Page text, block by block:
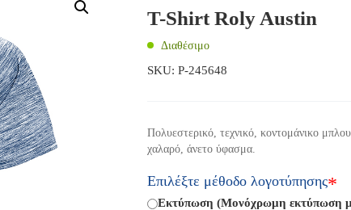
T-Shirt Roly Austin
Διαθέσιμο
SKU:P-245648
Πολυεστερικό, τεχνικό, κοντομάνικο
χαλαρό, άνετο ύφασμα.
*
Επιλέξτε μέθοδο λογοτύπησης
Εκτύπωση (Μονόχρωμη εκτύπωση